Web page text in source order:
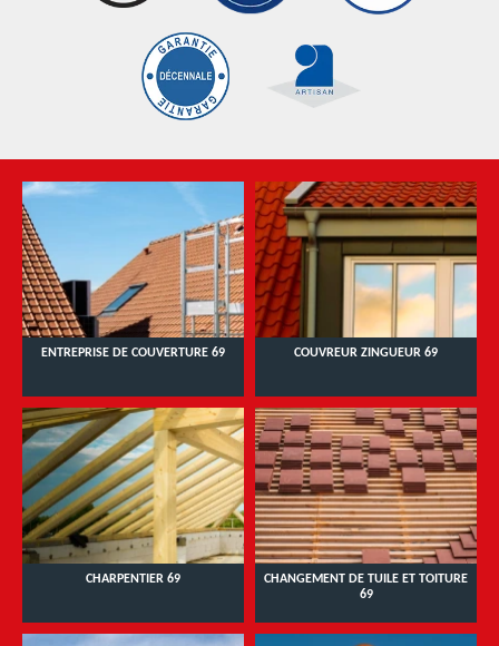
ENTREPRISE DE COUVERTURE 69 COUVREUR ZINGUEUR 69
CHARPENTIER 69
CHANGEMENT DE TUILE ET TOITURE
69